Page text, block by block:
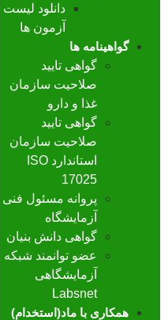
دانلود لیست
آزمون ها
گواهینامه ها
گواهی تایید
صلاحیت سازمان
غذا و دارو
گواهی تایید
صلاحیت سازمان
استاندارد ISO
17025
پروانه مسئول فنی
آزمایشگاه
گواهی دانش بنیان
عضو توانمند شبکه
آزمایشگاهی
Labsnet
همکاری با ماد(استخدام)